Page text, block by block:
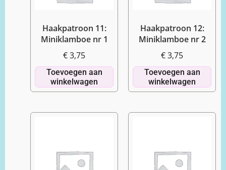
Haakpatroon 11:
Miniklamboe nr 1
€3,75
Toevoegen aan
winkelwagen
Haakpatroon 12:
Miniklamboe nr 2
€3,75
Toevoegen aan
winkelwagen